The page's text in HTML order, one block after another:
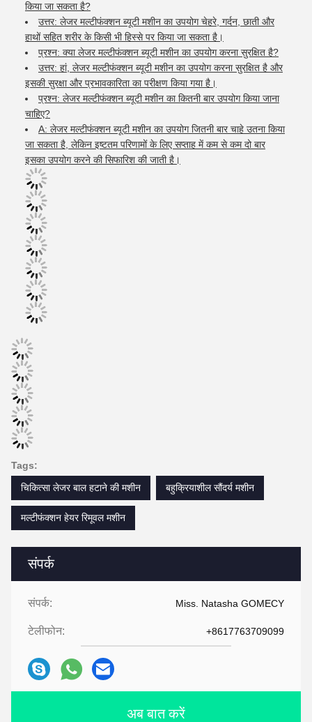
संपर्क
संपर्क: Miss. Natasha GOMECY
टेलीफोन: +8617763709099
अब बात करें
किया जा सकता है?
उत्तर: लेजर मल्टीफंक्शन ब्यूटी मशीन का उपयोग चेहरे, गर्दन, छाती और
हाथों सहित शरीर के किसी भी हिस्से पर किया जा सकता है।
प्रश्न: क्या लेजर मल्टीफंक्शन ब्यूटी मशीन का उपयोग करना सुरक्षित है?
उत्तर: हां, लेजर मल्टीफंक्शन ब्यूटी मशीन का उपयोग करना सुरक्षित है और
इसकी सुरक्षा और प्रभावकारिता का परीक्षण किया गया है।
प्रश्न: लेजर मल्टीफंक्शन ब्यूटी मशीन का कितनी बार उपयोग किया जाना
चाहिए?
A: लेजर मल्टीफंक्शन ब्यूटी मशीन का उपयोग जितनी बार चाहे उतना किया
जा सकता है, लेकिन इष्टतम परिणामों के लिए सप्ताह में कम से कम दो बार
इसका उपयोग करने की सिफारिश की जाती है।
Tags:
चिकित्सा लेजर बाल हटाने की मशीन
बहुक्रियाशील सौंदर्य मशीन
मल्टीफंक्शन हेयर रिमूवल मशीन